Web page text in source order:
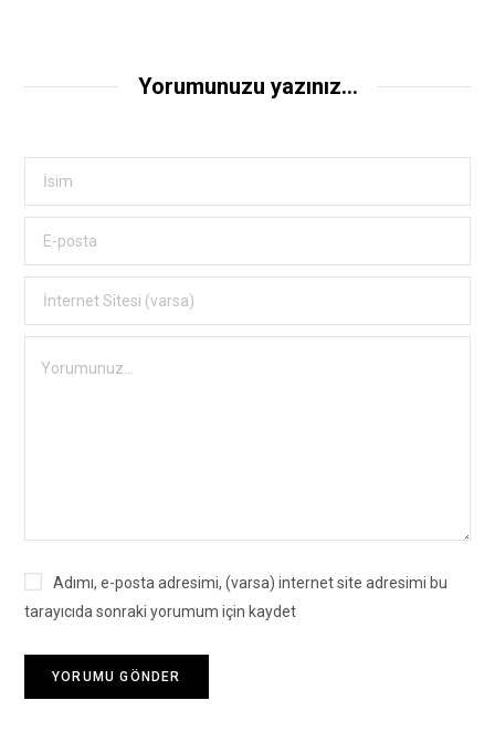
Yorumunuzu yazınız...
Adımı, e-posta adresimi, (varsa) internet site adresimi bu
tarayıcıda sonraki yorumum için kaydet